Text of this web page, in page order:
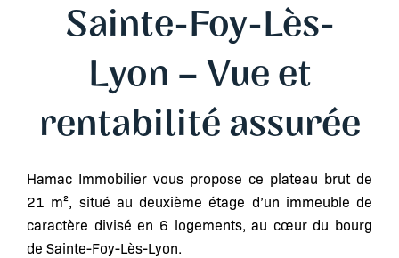
Sainte-Foy-Lès-
Lyon – Vue et
rentabilité assurée
Hamac Immobilier vous propose ce plateau brut de
21 m², situé au deuxième étage d’un immeuble de
caractère divisé en 6 logements, au cœur du bourg
de Sainte-Foy-Lès-Lyon.